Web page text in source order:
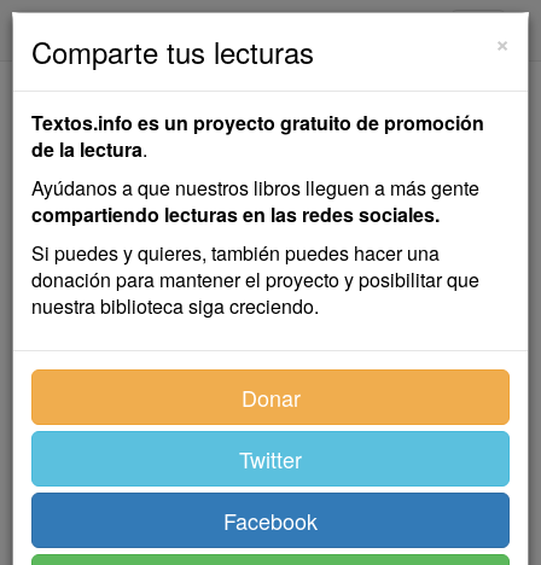
EL TRATAMIENTO
A. J. Bozinsky
ficción rara relatos incómodos
EL TRATAMIENTO
×
Comparte tus lecturas
Textos.info es un proyecto gratuito de promoción
de la lectura.
Ayúdanos a que nuestros libros lleguen a más gente
compartiendo lecturas en las redes sociales.
Si puedes y quieres, también puedes hacer una
donación para mantener el proyecto y posibilitar que
nuestra biblioteca siga creciendo.
Donar
Twitter
Facebook